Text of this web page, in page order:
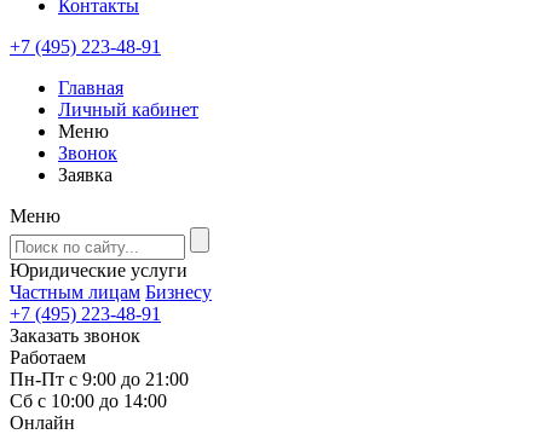
Контакты
+7 (495) 223-48-91
Главная
Личный кабинет
Меню
Звонок
Заявка
Меню
Юридические услуги
Частным лицам Бизнесу
+7 (495) 223-48-91
Заказать звонок
Работаем
Пн-Пт с 9:00 до 21:00
Сб с 10:00 до 14:00
Онлайн